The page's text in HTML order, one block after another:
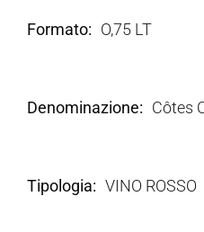
Formato O,75 LT
Denominazione Côtes
Tipologia VINO ROSSO